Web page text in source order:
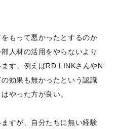
もって悪かったとするのか
人材の活用をやらないより
す。例えばRD LINKさんやN
効果も無かったという認識
やった方が良い。
すが、自分たちに無い経験